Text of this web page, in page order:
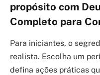
propósito com
Completo para
Para iniciantes, o
realista. Escolha um
defina ações práticas